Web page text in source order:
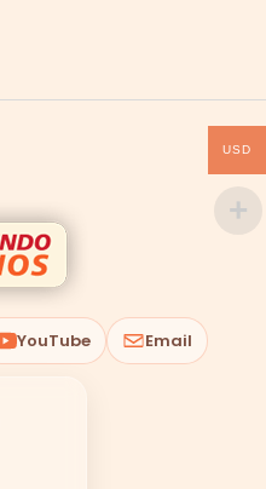
YouTube Email
USD